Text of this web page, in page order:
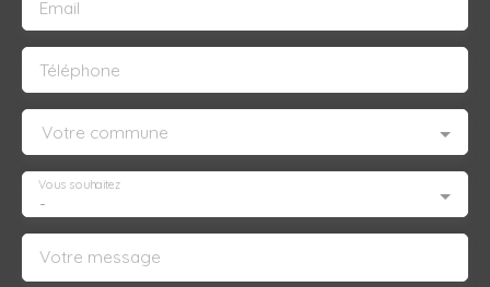
Email
Téléphone
Votre commune
-
Vous souhaitez
Votre message